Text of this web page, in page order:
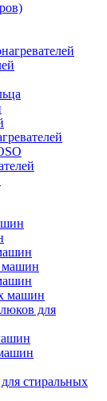
машин
машин
для
стиральных